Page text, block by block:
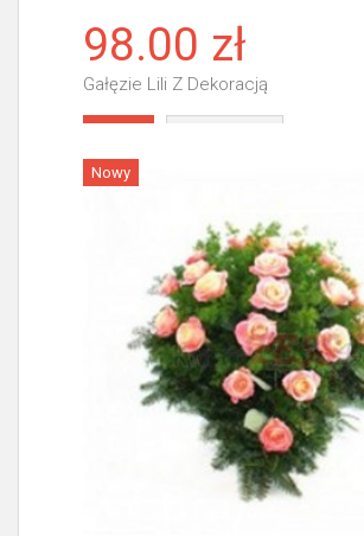
98.00 zł
Gałęzie Lili Z Dekoracją
Nowy